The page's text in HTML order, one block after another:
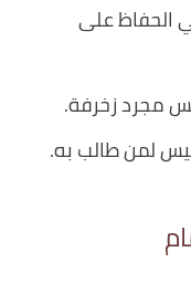
الحفاظ على
مجرد زخرفة.
لمن طالب به.